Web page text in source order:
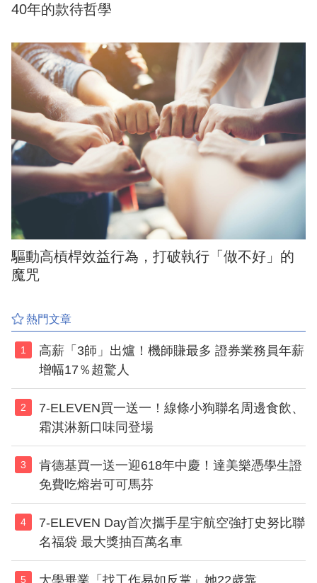
40年的款待哲學
驅動高槓桿效益行為，打破執行「做不好」的
魔咒
熱門文章
1
高薪「3師」出爐！機師賺最多 證券業務員年薪
增幅17％超驚人
2
7-ELEVEN買一送一！線條小狗聯名周邊食飲、
霜淇淋新口味同登場
3
肯德基買一送一迎618年中慶！達美樂憑學生證
免費吃熔岩可可馬芬
4
7-ELEVEN Day首次攜手星宇航空強打史努比聯
名福袋 最大獎抽百萬名車
5